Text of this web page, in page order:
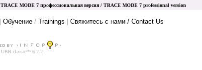
TRACE MODE 7 профессиональная версия / TRACE MODE 7 professional version
Обучение / Trainings Свяжитесь с нами / Contact Us
UBB.classic™ 6.7.2